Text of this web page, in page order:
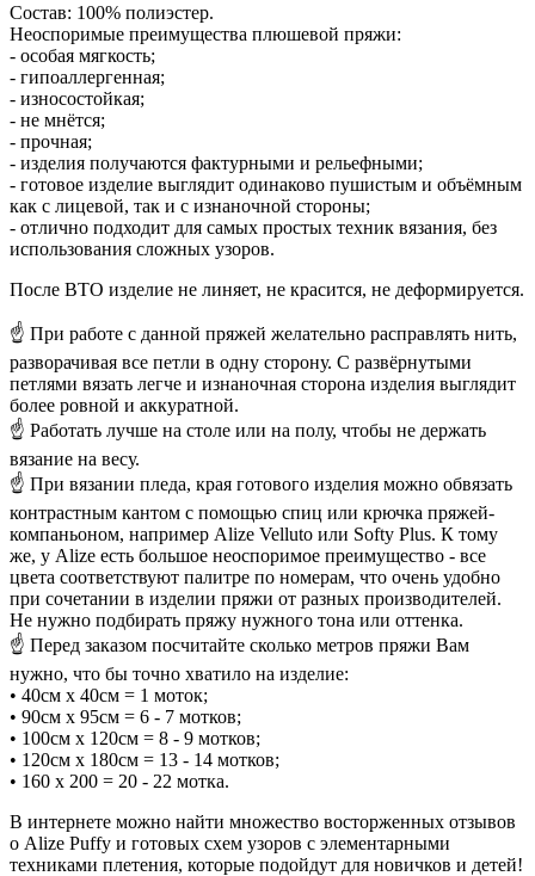
Состав: 100% полиэстер.
Неоспоримые преимущества плюшевой пряжи:
- особая мягкость;
- гипоаллергенная;
- износостойкая;
- не мнётся;
- прочная;
- изделия получаются фактурными и рельефными;
- готовое изделие выглядит одинаково пушистым и объёмным
как с лицевой, так и с изнаночной стороны;
- отлично подходит для самых простых техник вязания, без
использования сложных узоров.
После ВТО изделие не линяет, не красится, не деформируется.
☝ При работе с данной пряжей желательно расправлять нить,
разворачивая все петли в одну сторону. С развёрнутыми
петлями вязать легче и изнаночная сторона изделия выглядит
более ровной и аккуратной.
☝ Работать лучше на столе или на полу, чтобы не держать
вязание на весу.
☝ При вязании пледа, края готового изделия можно обвязать
контрастным кантом с помощью спиц или крючка пряжей-
компаньоном, например Alize Velluto или Softy Plus. К тому
же, у Alize есть большое неоспоримое преимущество - все
цвета соответствуют палитре по номерам, что очень удобно
при сочетании в изделии пряжи от разных производителей.
Не нужно подбирать пряжу нужного тона или оттенка.
☝ Перед заказом посчитайте сколько метров пряжи Вам
нужно, что бы точно хватило на изделие:
• 40см x 40см = 1 моток;
• 90см x 95см = 6 - 7 мотков;
• 100см x 120см = 8 - 9 мотков;
• 120см x 180см = 13 - 14 мотков;
• 160 x 200 = 20 - 22 мотка.
В интернете можно найти множество восторженных отзывов
о Alize Puffy и готовых схем узоров с элементарными
техниками плетения, которые подойдут для новичков и детей!